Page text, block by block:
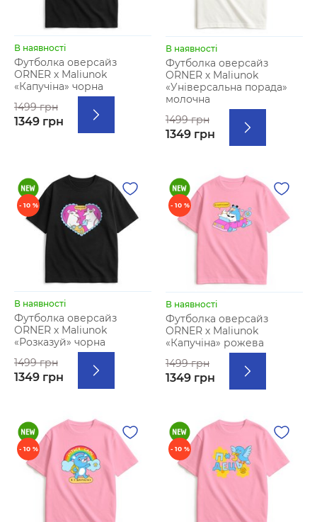
В наявності
Футболка оверсайз
ORNER х Maliunok
«Капучіна» чорна
1499 грн
1349 грн
В наявності
Футболка оверсайз
ORNER х Maliunok
«Універсальна порада»
молочна
1499 грн
1349 грн
- 10 %
В наявності
Футболка оверсайз
ORNER х Maliunok
«Розказуй» чорна
1499 грн
1349 грн
- 10 %
В наявності
Футболка оверсайз
ORNER х Maliunok
«Капучіна» рожева
1499 грн
1349 грн
- 10 % - 10 %